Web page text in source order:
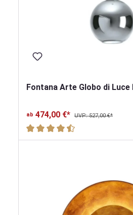
Fontana Arte Globo di Luce
ab 474,00 €* UVP: 527,00 €*
Durchschnittliche Bewertung